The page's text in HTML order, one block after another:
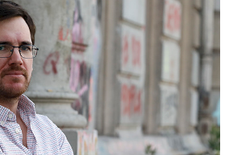
launch
launch